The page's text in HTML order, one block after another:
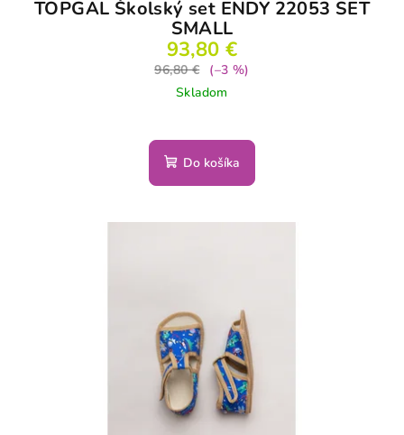
TOPGAL Školský set ENDY 22053 SET
SMALL
93,80 €
96,80 €
(–3 %)
Skladom
Do košíka